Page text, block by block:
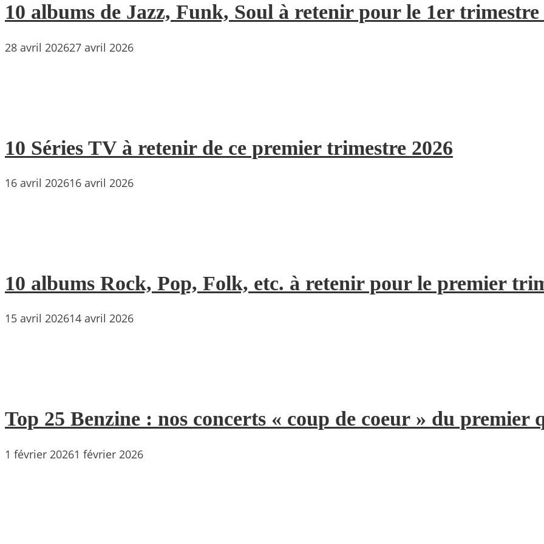
10 albums de Jazz, Funk, Soul à retenir pour le 1er trimestre
28 avril 202627 avril 2026
10 Séries TV à retenir de ce premier trimestre 2026
16 avril 202616 avril 2026
10 albums Rock, Pop, Folk, etc. à retenir pour le premier
15 avril 202614 avril 2026
Top 25 Benzine : nos concerts « coup de coeur » du premier
1 février 20261 février 2026